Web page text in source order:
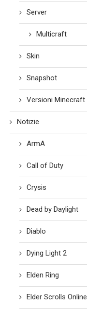
Server
Multicraft
Skin
Snapshot
Versioni Minecraft
Notizie
ArmA
Call of Duty
Crysis
Dead by Daylight
Diablo
Dying Light 2
Elden Ring
Elder Scrolls Online